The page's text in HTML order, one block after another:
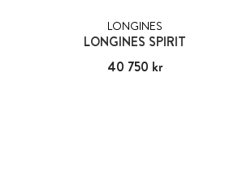
LONGINES
LONGINES SPIRIT
Pris:40 750 kr
40 750 kr